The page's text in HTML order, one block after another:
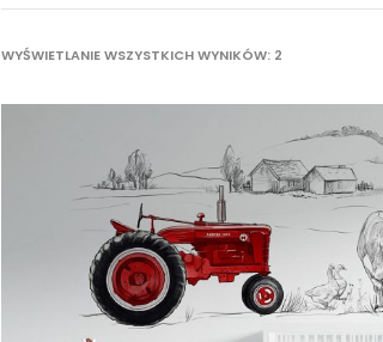
WYŚWIETLANIE WSZYSTKICH WYNIKÓW: 2POSORTOWANE